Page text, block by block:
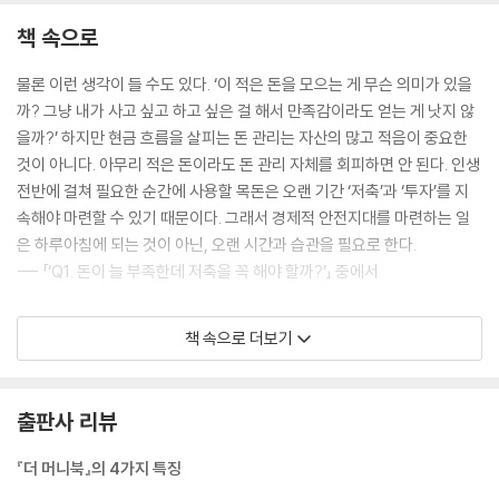
Q50. 대출이 여러 개일 때 뭐부터 갚아야 할까?
Q52. 마이너스 통장도 대출일까?
Q53. 빚을 갚을 수 없는 상황, 어떻게 대처해야 할까?
CHAPTER 5. 내 집 마련의 꿈
Q54. 실거주하기 좋은 집은 어떻게 골라야 할까?
Q55. 전세 vs 월세, 내 상황에 뭐가 맞을까?
Q56. 부동산 중개보수는 언제, 얼마나 내야 할까?
Q58. 전세보증보험 어디서 들어야 할까?
Q59. 왜 다들 아파트를 사려고 할까?
Q61. 주택청약통장은 몇 살 때 만들면 좋을까?
Q62. 청약통장에는 얼마씩 넣는 게 좋을까?
Q63. 청약 공고문은 어디서, 어떻게 봐야 할까?
책 속으로
물론 이런 생각이 들 수도 있다. ‘이 적은 돈을 모으는 게 무슨 의미가 있을
까? 그냥 내가 사고 싶고 하고 싶은 걸 해서 만족감이라도 얻는 게 낫지 않
을까?’ 하지만 현금 흐름을 살피는 돈 관리는 자산의 많고 적음이 중요한
것이 아니다. 아무리 적은 돈이라도 돈 관리 자체를 회피하면 안 된다. 인생
전반에 걸쳐 필요한 순간에 사용할 목돈은 오랜 기간 ‘저축’과 ‘투자’를 지
속해야 마련할 수 있기 때문이다. 그래서 경제적 안전지대를 마련하는 일
은 하루아침에 되는 것이 아닌, 오랜 시간과 습관을 필요로 한다.
--- 「‘Q1. 돈이 늘 부족한데 저축을 꼭 해야 할까?’」 중에서
생활비 통장은 예비비 통장에 10%, 재테크 통장에 45%를 배분하고 남은
45%로 사용하는 것을 기준으로 삼고, 소득과 목표에 따라 적절히 조절해
통장(특히 저축·투자 통장)에 배분하고, 부족하면 저축·투자 통장에서 유
용하는 방식으로 조절하면 된다.
책 속으로 더보기
출판사 리뷰
『더 머니북』의 4가지 특징